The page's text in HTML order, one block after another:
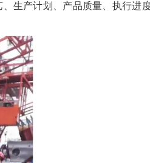
生产计划、产品质量、执行进